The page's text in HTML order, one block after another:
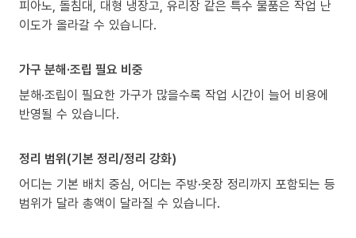
피아노, 돌침대, 대형 냉장고, 유리장 같은 특수 물품은 작업 난
이도가 올라갈 수 있습니다.
가구 분해·조립 필요 비중
분해·조립이 필요한 가구가 많을수록 작업 시간이 늘어 비용에
반영될 수 있습니다.
정리 범위(기본 정리/정리 강화)
어디는 기본 배치 중심, 어디는 주방·옷장 정리까지 포함되는 등
범위가 달라 총액이 달라질 수 있습니다.